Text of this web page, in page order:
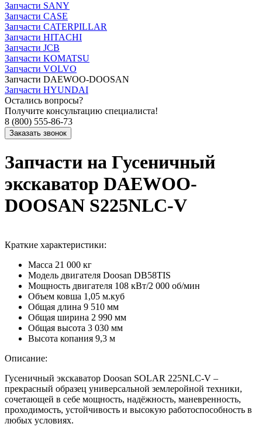
Запчасти SANY
Запчасти CASE
Запчасти CATERPILLAR
Запчасти HITACHI
Запчасти JCB
Запчасти KOMATSU
Запчасти VOLVO
Запчасти DAEWOO-DOOSAN
Запчасти HYUNDAI
Остались вопросы?
Получите консультацию специалиста!
8 (800) 555-86-73
Запчасти на Гусеничный
экскаватор DAEWOO-
DOOSAN S225NLC-V
Краткие характеристики:
Масса 21 000 кг
Модель двигателя Doosan DB58TIS
Мощность двигателя 108 кВт/2 000 об/мин
Объем ковша 1,05 м.куб
Общая длина 9 510 мм
Общая ширина 2 990 мм
Общая высота 3 030 мм
Высота копания 9,3 м
Описание:
Гусеничный экскаватор Doosan SOLAR 225NLC-V –
прекрасный образец универсальной землеройной техники,
сочетающей в себе мощность, надёжность, маневренность,
проходимость, устойчивость и высокую работоспособность в
любых условиях.